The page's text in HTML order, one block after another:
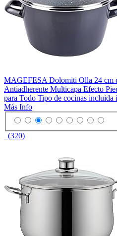
MAGEFESA Dolomiti Olla 24 cm
Antiadherente Multicapa Efecto
para Todo Tipo de cocinas incluida
Más Info
(320)